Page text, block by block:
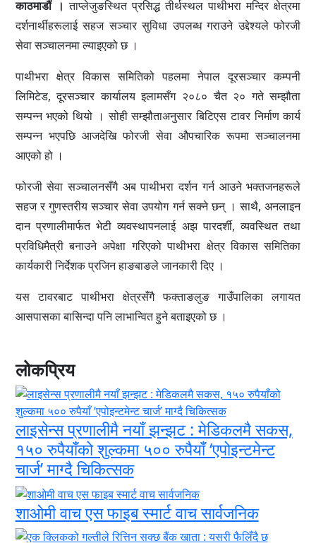
काठमाडौं ।ताप्लेजुङस्थित प्रसिद्ध तीर्थस्थल पाथीभरा मन्दिर क्षेत्रमा
दर्शनार्थीहरूलाई सहज सञ्चार सुविधा उपलब्ध गराउने उद्देश्यले फोरजी
सेवा सञ्चालनमा ल्याइएको छ ।
पाथीभरा क्षेत्र विकास समितिको पहलमा नेपाल दूरसञ्चार कम्पनी
लिमिटेड, दूरसञ्चार कार्यालय इलामसँग २०८० चैत २० गते सम्झौता
सम्पन्न भएको थियो । सोही सम्झौताअनुसार बिटिएस टावर निर्माण कार्य
सम्पन्न भएपछि आजदेखि फोरजी सेवा औपचारिक रूपमा सञ्चालनमा
आएको हो ।
फोरजी सेवा सञ्चालनसँगै अब पाथीभरा दर्शन गर्न आउने भक्तजनहरूले
सहज र गुणस्तरीय सञ्चार सेवा उपयोग गर्न सक्ने छन् । साथै, अनलाइन
दान प्रणालीमार्फत भेटी व्यवस्थापनलाई अझ पारदर्शी, व्यवस्थित तथा
प्रविधिमैत्री बनाउने अपेक्षा गरिएको पाथीभरा क्षेत्र विकास समितिका
कार्यकारी निर्देशक प्रजिन हाङबाङले जानकारी दिए ।
यस टावरबाट पाथीभरा क्षेत्रसँगै फक्ताङलुङ गाउँपालिका लगायत
आसपासका बासिन्दा पनि लाभान्वित हुने बताइएको छ ।
लोकप्रिय
लाइसेन्स प्रणालीमै नयाँ झन्झट : मेडिकलमै सकस,
१५० रुपैयाँको शुल्कमा ५०० रुपैयाँ ‘एपोइन्टमेन्ट
चार्ज’ माग्दै चिकित्सक
शाओमी वाच एस फाइब स्मार्ट वाच सार्वजनिक